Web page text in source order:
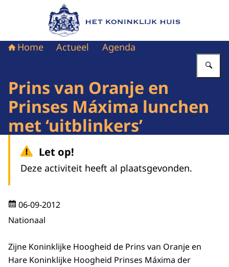
Naar de homepage van Het Koninklijk Huis
Home Actueel Agenda
Prins van Oranje en
Prinses Máxima lunchen
met ‘uitblinkers’
Let op!
Deze activiteit heeft al plaatsgevonden.
06-09-2012
Nationaal
Zijne Koninklijke Hoogheid de Prins van Oranje en
Hare Koninklijke Hoogheid Prinses Máxima der